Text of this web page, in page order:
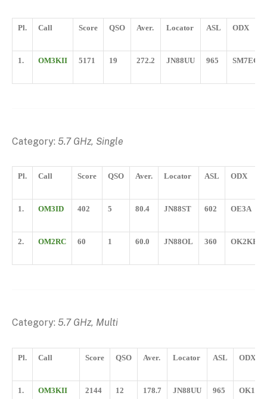
Pl. Call Score QSO Aver. Locator ASL ODX
1. OM3KII 5171 19 272.2 JN88UU 965 SM7ECM
Category: 5.7 GHz, Single
Pl. Call Score QSO Aver. Locator ASL ODX
1. OM3ID 402 5 80.4 JN88ST 602 OE3A
2. OM2RC 60 1 60.0 JN88OL 360 OK2KFJ
Category: 5.7 GHz, Multi
Pl. Call Score QSO Aver. Locator ASL ODX
1. OM3KII 2144 12 178.7 JN88UU 965